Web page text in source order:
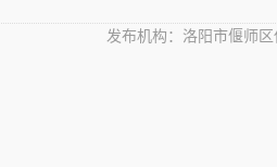
发布机构： 洛阳市偃师